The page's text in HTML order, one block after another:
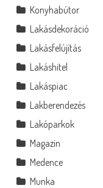
Konyhabútor
Lakásdekoráció
Lakásfelújítás
Lakáshitel
Lakáspiac
Lakberendezés
Lakóparkok
Magazin
Medence
Munka